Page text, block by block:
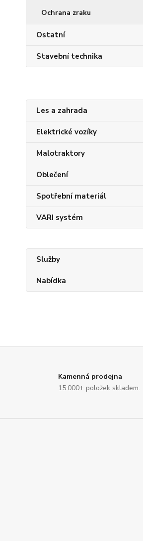
Ochrana zraku
Ostatní
Stavební technika
Les a zahrada
Elektrické vozíky
Malotraktory
Oblečení
Spotřební materiál
VARI systém
Služby
Nabídka
Kamenná prodejna
15.000+ položek skladem.